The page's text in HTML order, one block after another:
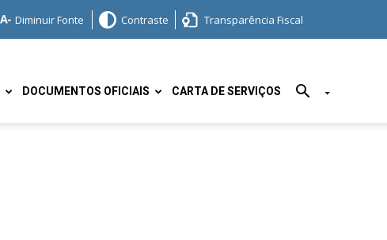
Diminuir Fonte Contraste Transparência Fiscal
DOCUMENTOS OFICIAIS CARTA DE SERVIÇOS